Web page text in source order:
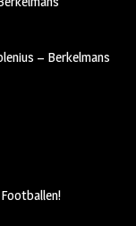
– Berkelmans